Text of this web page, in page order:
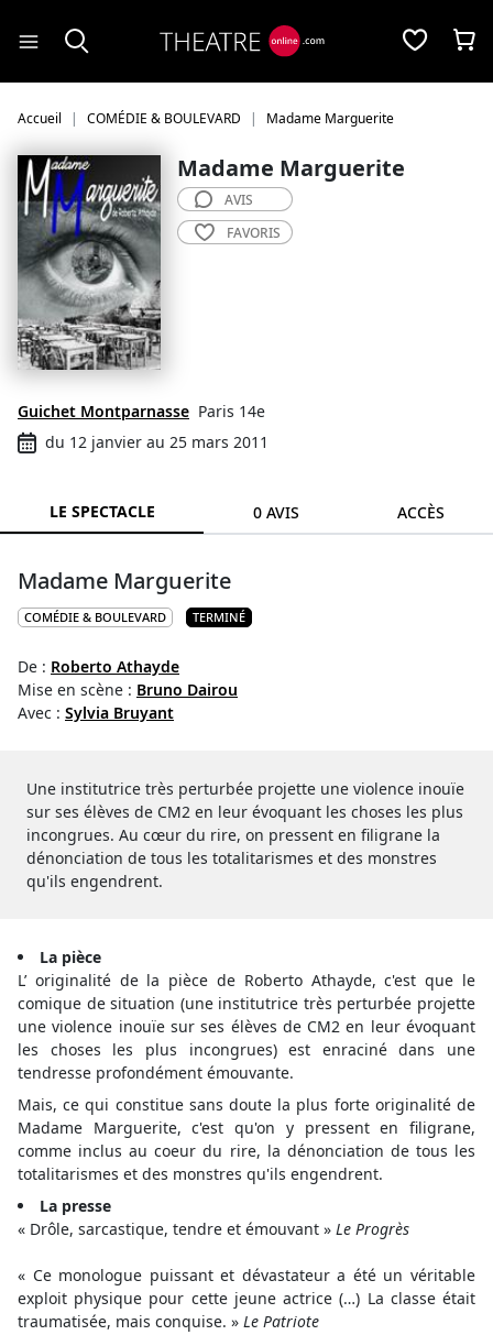
Accueil COMÉDIE & BOULEVARD Madame Marguerite
Madame Marguerite
Guichet Montparnasse Paris 14e
du 12 janvier au 25 mars 2011
AVIS
FAVORIS
LE SPECTACLE 0 AVIS ACCÈS
Madame Marguerite
COMÉDIE & BOULEVARD TERMINÉ
De : Roberto Athayde
Mise en scène : Bruno Dairou
Avec : Sylvia Bruyant
Une institutrice très perturbée projette une violence inouïe
sur ses élèves de CM2 en leur évoquant les choses les plus
incongrues. Au cœur du rire, on pressent en filigrane la
dénonciation de tous les totalitarismes et des monstres
qu'ils engendrent.
La pièce
L’ originalité de la pièce de Roberto Athayde, c'est que le
comique de situation (une institutrice très perturbée projette
une violence inouïe sur ses élèves de CM2 en leur évoquant
les choses les plus incongrues) est enraciné dans une
tendresse profondément émouvante.
Mais, ce qui constitue sans doute la plus forte originalité de
Madame Marguerite, c'est qu'on y pressent en filigrane,
comme inclus au coeur du rire, la dénonciation de tous les
totalitarismes et des monstres qu'ils engendrent.
La presse
« Drôle, sarcastique, tendre et émouvant » Le Progrès
« Ce monologue puissant et dévastateur a été un véritable
exploit physique pour cette jeune actrice (…) La classe était
traumatisée, mais conquise. » Le Patriote